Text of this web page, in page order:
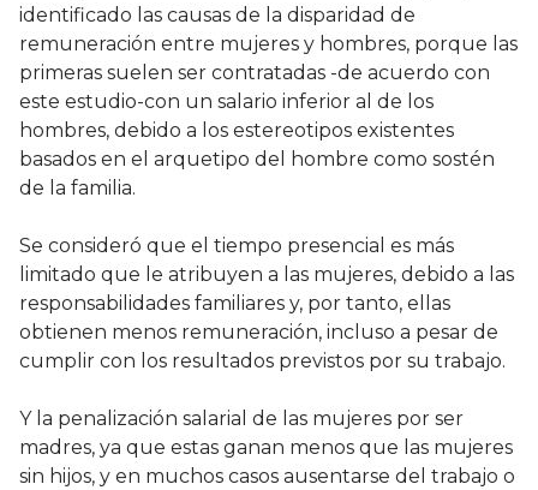
identificado las causas de la disparidad de
remuneración entre mujeres y hombres, porque las
primeras suelen ser contratadas -de acuerdo con
este estudio-con un salario inferior al de los
hombres, debido a los estereotipos existentes
basados en el arquetipo del hombre como sostén
de la familia.
Se consideró que el tiempo presencial es más
limitado que le atribuyen a las mujeres, debido a las
responsabilidades familiares y, por tanto, ellas
obtienen menos remuneración, incluso a pesar de
cumplir con los resultados previstos por su trabajo.
Y la penalización salarial de las mujeres por ser
madres, ya que estas ganan menos que las mujeres
sin hijos, y en muchos casos ausentarse del trabajo o